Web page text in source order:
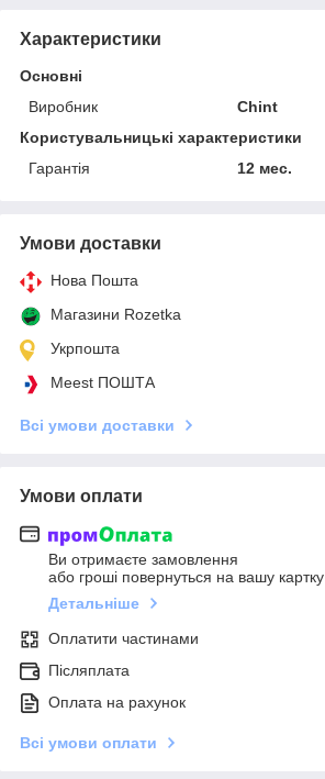
Характеристики
Основні
Виробник
Chint
Користувальницькі характеристики
Гарантія
12 мес.
Умови доставки
Нова Пошта
Магазини Rozetka
Укрпошта
Meest ПОШТА
Всі умови доставки
Умови оплати
Ви отримаєте замовлення
або гроші повернуться на вашу картку
Детальніше
Оплатити частинами
Післяплата
Оплата на рахунок
Всі умови оплати